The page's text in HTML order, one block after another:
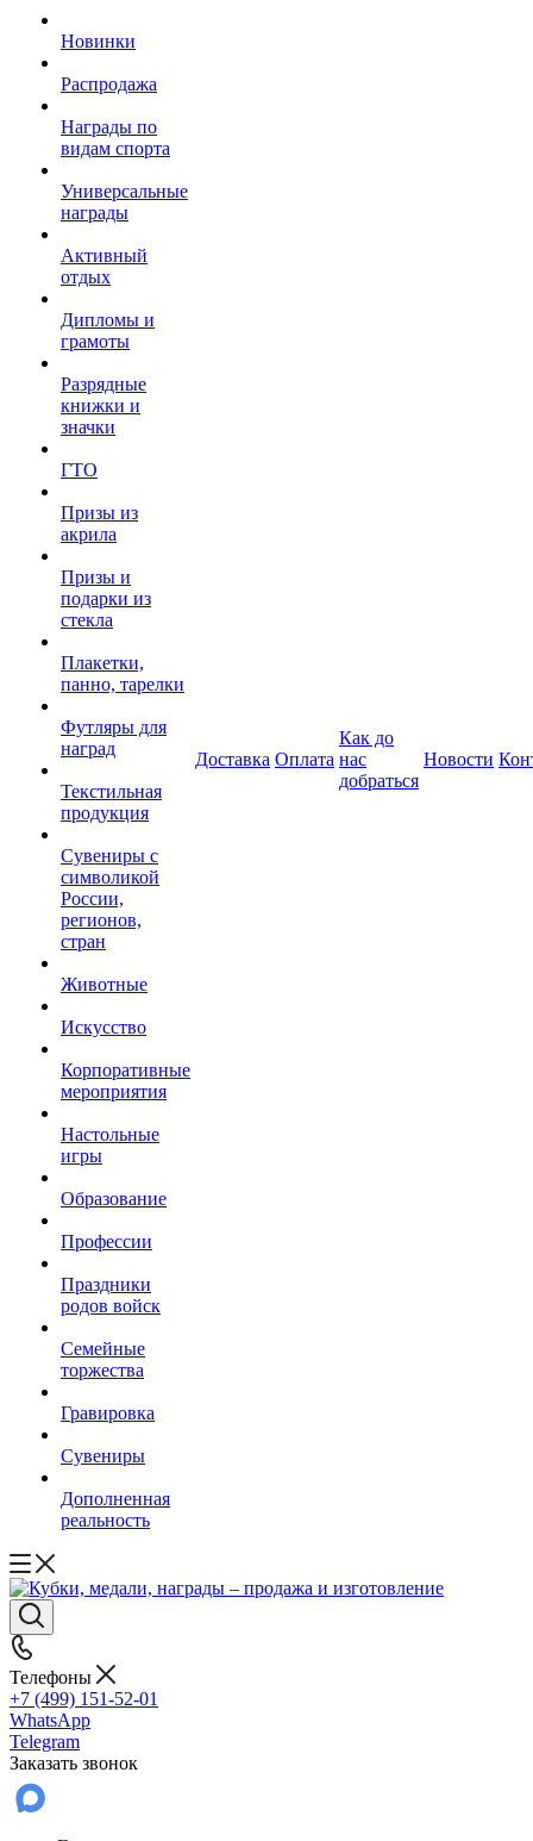
Новинки
Распродажа
Награды по
видам спорта
Универсальные
награды
Активный
отдых
Дипломы и
грамоты
Разрядные
книжки и
значки
ГТО
Призы из
акрила
Призы и
подарки из
стекла
Плакетки,
панно, тарелки
Футляры для
наград
Текстильная
продукция
Сувениры с
символикой
России,
регионов,
стран
Животные
Искусство
Корпоративные
мероприятия
Настольные
игры
Образование
Профессии
Праздники
родов войск
Семейные
торжества
Гравировка
Сувениры
Дополненная
реальность
Доставка Оплата
Как до
нас
добраться
Новости
Телефоны
+7 (499) 151-52-01
WhatsApp
Telegram
Заказать звонок